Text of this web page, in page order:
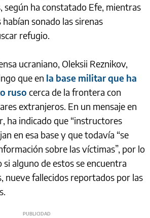
según ha constatado Efe, mientras
sonado las sirenas
refugio.
ucraniano, Oleksii Reznikov,
que en la base militar que ha
ruso cerca de la frontera con
extranjeros. En un mensaje en
ha indicado que “instructores
en esa base y que todavía “se
sobre las víctimas”, por lo
si alguno de estos se encuentra
nueve fallecidos reportados por las